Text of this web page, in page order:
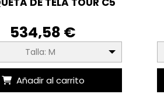
534,58 €
Talla: M
Añadir al carrito